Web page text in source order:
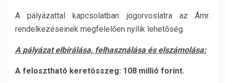
A pályázattal kapcsolatban jogorvoslatra az Ámr.
rendelkezéseinek megfelelően nyílik lehetőség.
A pályázat elbírálása, felhasználása és elszámolása:
A felosztható keretösszeg: 108 millió forint.